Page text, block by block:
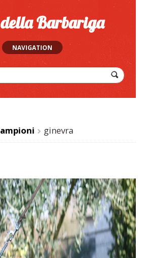
Barbariga
NAVIGATION
>
ginevra